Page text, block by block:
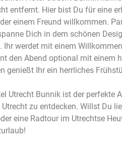
entfernt. Hier bist Du für eine
einem Freund willkommen.
Dich in dem schönen
Ihr werdet mit einem
den Abend optional mit einem
genießt Ihr ein herrliches
Utrecht Bunnik ist der perfekte
zu entdecken. Willst Du
eine Radtour im Utrechtse